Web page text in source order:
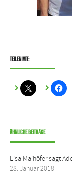
Teilen mit:
Ähnliche Beiträge
Lisa Maihöfer sagt
28. Januar 2018